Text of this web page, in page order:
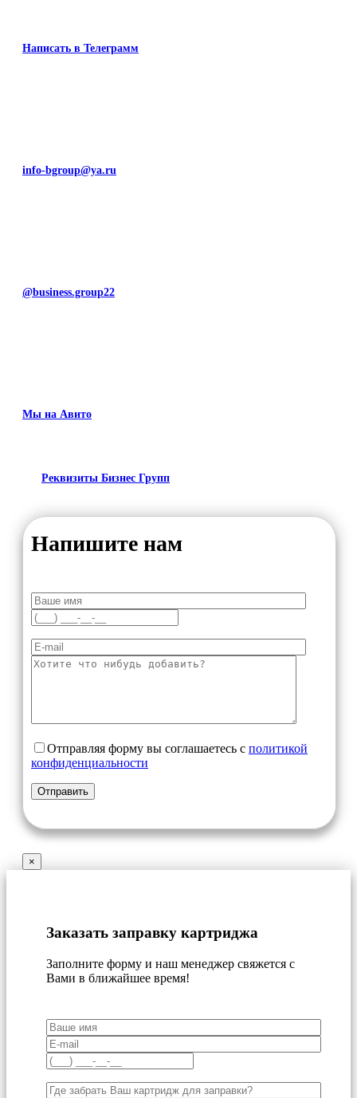
Написать в Телеграмм
info-bgroup@ya.ru
@business.group22
Мы на Авито
Реквизиты Бизнес Групп
Напишите нам
Отправляя форму вы соглашаетесь с политикой
конфиденциальности
×
Заказать заправку картриджа
Заполните форму и наш менеджер свяжется с
Вами в ближайшее время!